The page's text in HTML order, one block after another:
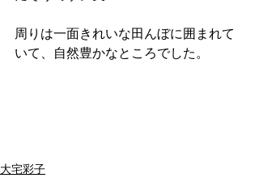
周りは一面きれいな田んぼに囲まれて
いて、自然豊かなところでした。
大宅彩子